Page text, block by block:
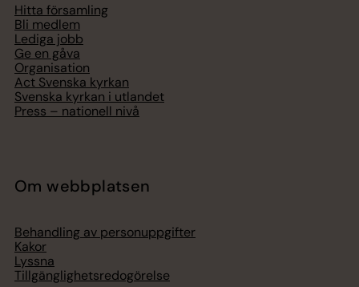
Hitta församling
Bli medlem
Lediga jobb
Ge en gåva
Organisation
Act Svenska kyrkan
Svenska kyrkan i utlandet
Press – nationell nivå
Om webbplatsen
Behandling av personuppgifter
Kakor
Lyssna
Tillgänglighetsredogörelse